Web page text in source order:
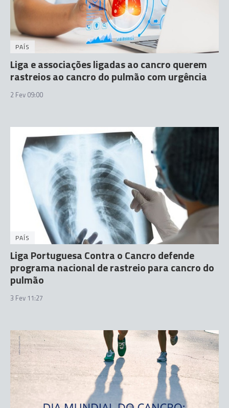
PAÍS
Liga e associações ligadas ao cancro querem
rastreios ao cancro do pulmão com urgência
2 Fev 09:00
PAÍS
Liga Portuguesa Contra o Cancro defende
programa nacional de rastreio para cancro do
pulmão
3 Fev 11:27